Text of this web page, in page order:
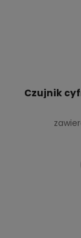
Czujnik